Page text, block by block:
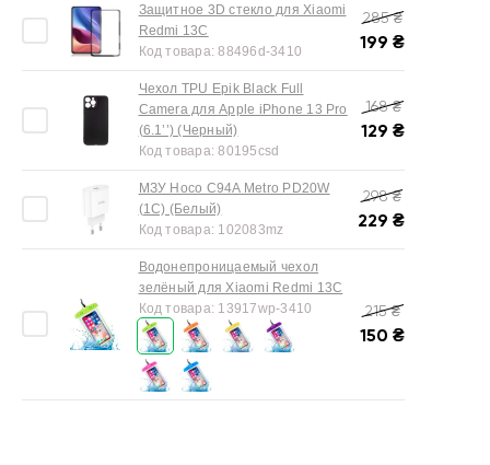
Защитное 3D стекло для Xiaomi
Redmi 13C
Код товара:88496d-3410
285₴
199 ₴
Чехол TPU Epik Black Full
Camera для Apple iPhone 13 Pro
(6.1’’) (Черный)
Код товара:80195csd
168₴
129 ₴
МЗУ Hoco C94A Metro PD20W
(1C) (Белый)
Код товара: 102083mz
298₴
229 ₴
Водонепроницаемый чехол
зелёный для Xiaomi Redmi 13C
Код товара: 13917wp-3410 215₴
150 ₴